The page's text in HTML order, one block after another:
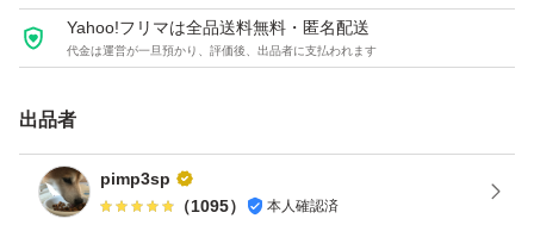
Yahoo!フリマは全品送料無料・匿名配送
代金は運営が一旦預かり、評価後、出品者に支払われます
出品者
pimp3sp
（1095） 本人確認済